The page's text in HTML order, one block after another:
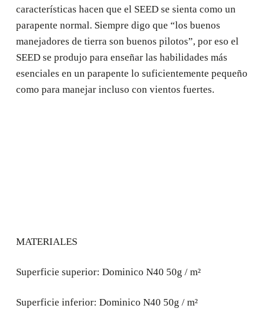
características hacen que el SEED se sienta como un
parapente normal. Siempre digo que “los buenos
manejadores de tierra son buenos pilotos”, por eso el
SEED se produjo para enseñar las habilidades más
esenciales en un parapente lo suficientemente pequeño
como para manejar incluso con vientos fuertes.
MATERIALES
Superficie superior: Dominico N40 50g / m²
Superficie inferior: Dominico N40 50g / m²